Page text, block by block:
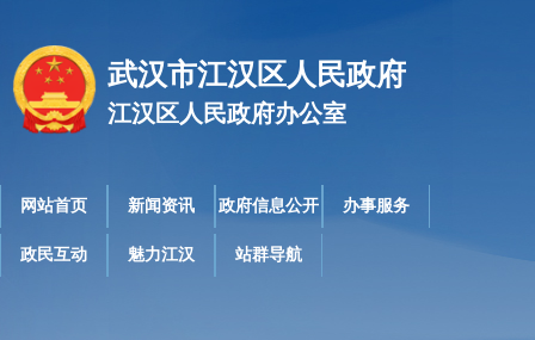
武汉市江汉区人民政府
江汉区人民政府办公室
网站首页 新闻资讯 政府信息公开 办事服务
政民互动 魅力江汉 站群导航